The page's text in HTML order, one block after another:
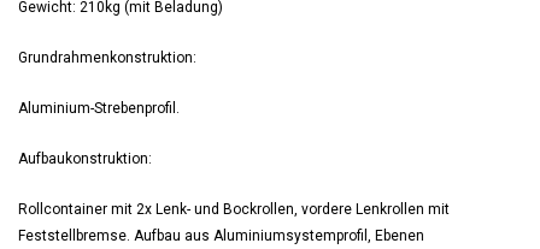
Gewicht: 210kg (mit Beladung)
Grundrahmenkonstruktion:
Aluminium-Strebenprofil.
Aufbaukonstruktion:
Rollcontainer mit 2x Lenk- und Bockrollen, vordere Lenkrollen mit
Feststellbremse. Aufbau aus Aluminiumsystemprofil, Ebenen